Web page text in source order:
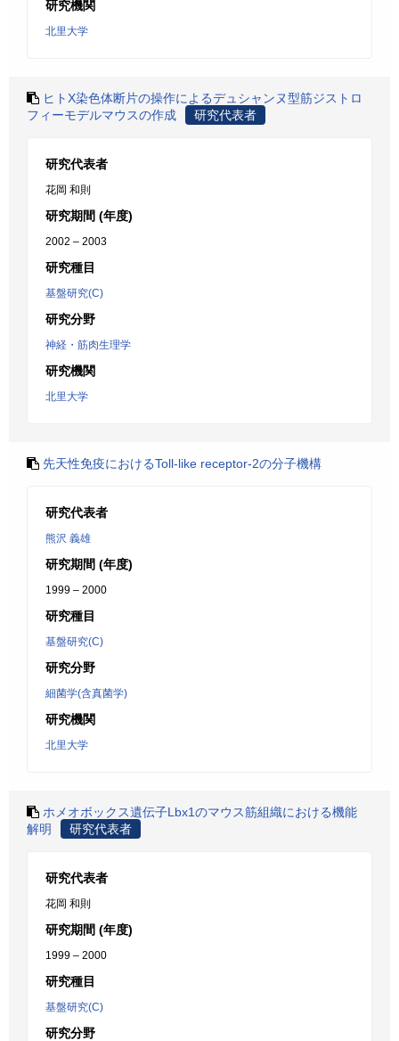
研究機関
北里大学
ヒトX染色体断片の操作によるデュシャンヌ型筋ジストロ
フィーモデルマウスの作成
研究代表者
研究代表者
花岡 和則
研究期間 (年度)
2002 – 2003
研究種目
基盤研究(C)
研究分野
神経・筋肉生理学
研究機関
北里大学
先天性免疫におけるToll-like receptor-2の分子機構
研究代表者
熊沢 義雄
研究期間 (年度)
1999 – 2000
研究種目
基盤研究(C)
研究分野
細菌学(含真菌学)
研究機関
北里大学
ホメオボックス遺伝子Lbx1のマウス筋組織における機能
解明
研究代表者
研究代表者
花岡 和則
研究期間 (年度)
1999 – 2000
研究種目
基盤研究(C)
研究分野